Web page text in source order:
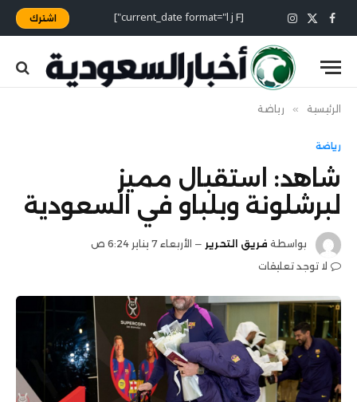
فيسبوك
X
(Twitter)
الانستغرام [current_date format="l j F"] اشترك
الرئيسية » رياضة
رياضة
شاهد: استقبال مميز
لبرشلونة وبلباو في السعودية
بواسطة فريق التحرير
الأربعاء 7 يناير 6:24 ص
لا توجد تعليقات